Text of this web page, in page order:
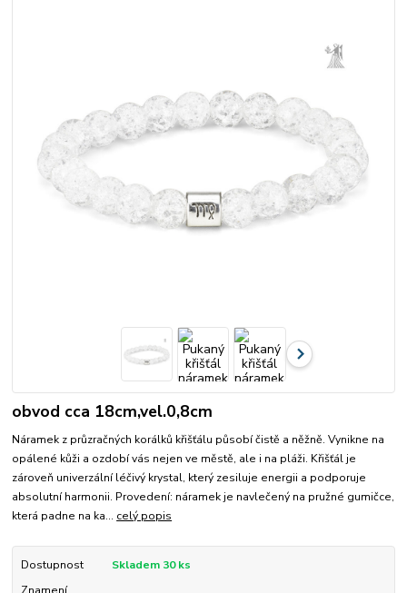
obvod cca 18cm,vel.0,8cm
Náramek z průzračných korálků křišťálu působí čistě a něžně. Vynikne na
opálené kůži a ozdobí vás nejen ve městě, ale i na pláži. Křišťál je
zároveň univerzální léčivý krystal, který zesiluje energii a podporuje
absolutní harmonii. Provedení: náramek je navlečený na pružné gumičce,
která padne na ka... celý popis
Dostupnost
Skladem 30 ks
Znamení